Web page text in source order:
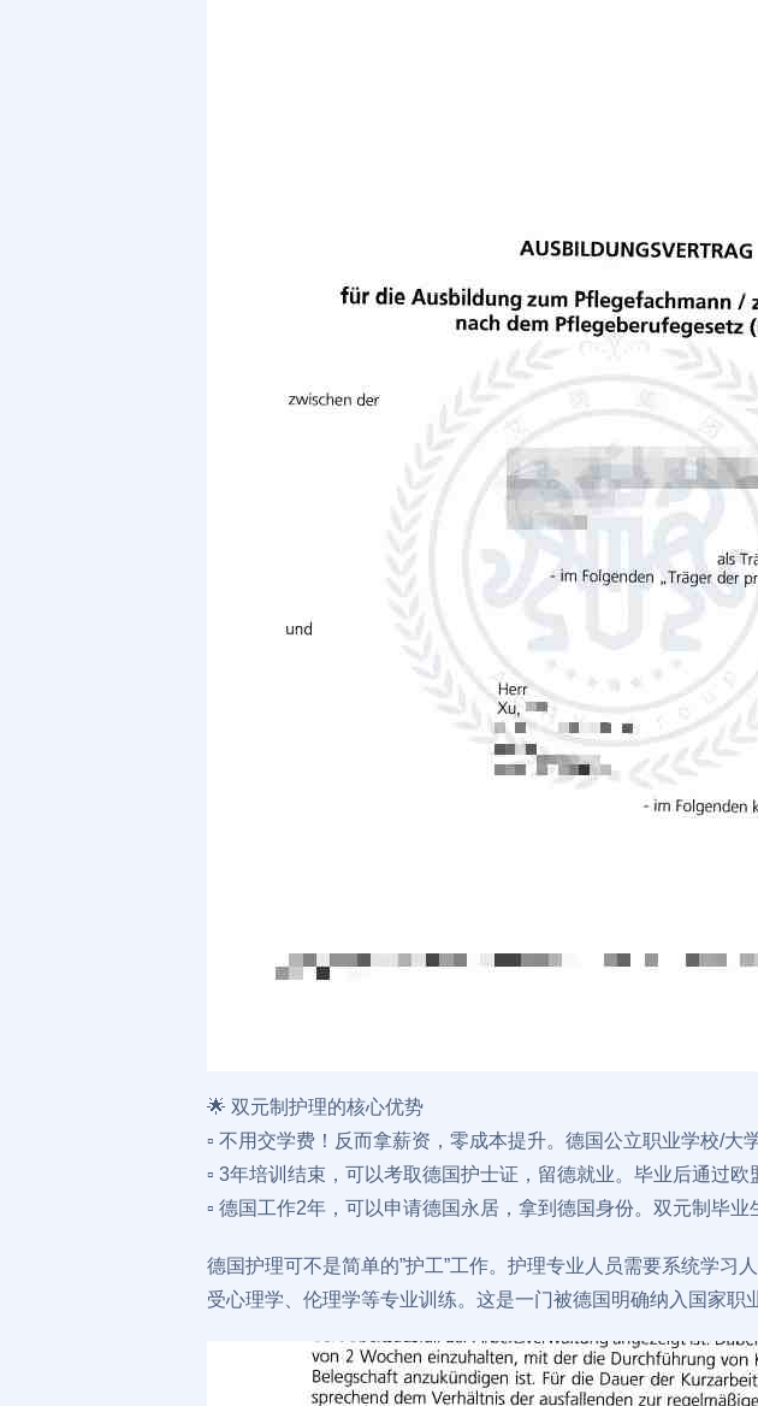
🌟 双元制护理的核心优势
▫️ 不用交学费！反而拿薪资，零成本提升。德国公立职业学校/大
▫️ 3年培训结束，可以考取德国护士证，留德就业。毕业后通过
▫️ 德国工作2年，可以申请德国永居，拿到德国身份。双元制毕
德国护理可不是简单的”护工”工作。护理专业人员需要系统学
受心理学、伦理学等专业训练。这是一门被德国明确纳入国家职